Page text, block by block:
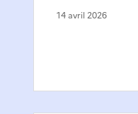
14 avril 2026